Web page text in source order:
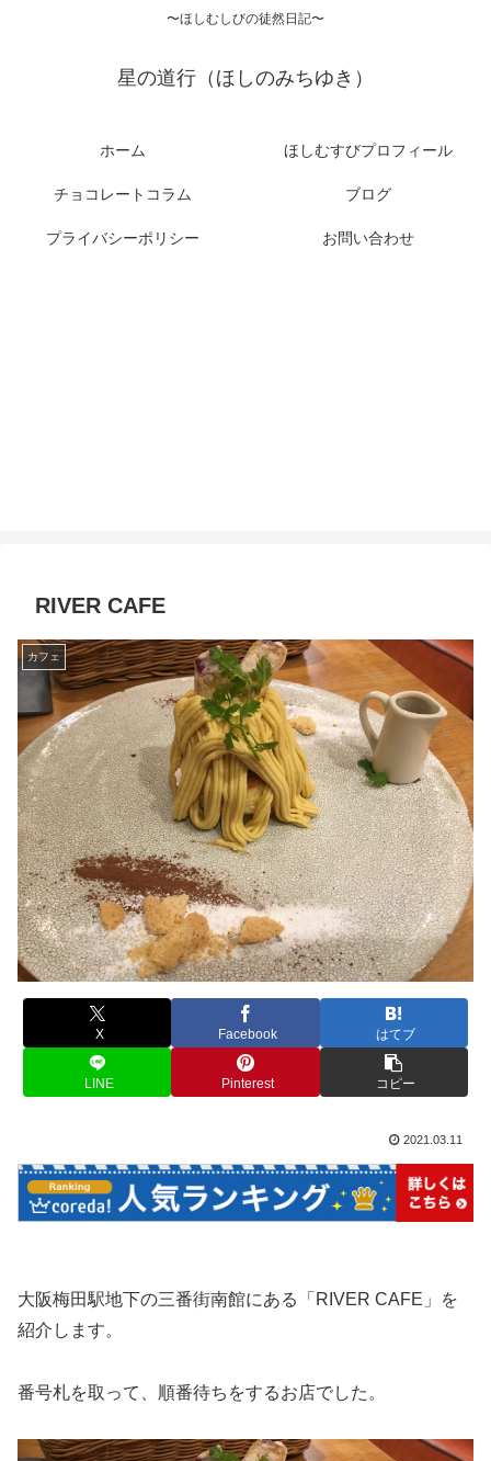
〜ほしむしびの徒然日記〜
星の道行（ほしのみちゆき）
ホーム ほしむすびプロフィール
チョコレートコラム ブログ
プライバシーポリシー お問い合わせ
RIVER CAFE
カフェ
X Facebook はてブ
LINE Pinterest コピー
2021.03.11
大阪梅田駅地下の三番街南館にある「RIVER CAFE」を
紹介します。
番号札を取って、順番待ちをするお店でした。